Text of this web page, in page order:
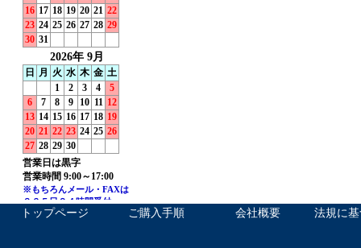
トップページ ご購入手順 会社概要 法規に